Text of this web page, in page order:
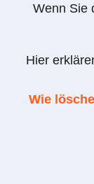
Wenn Sie
Hier
Wie